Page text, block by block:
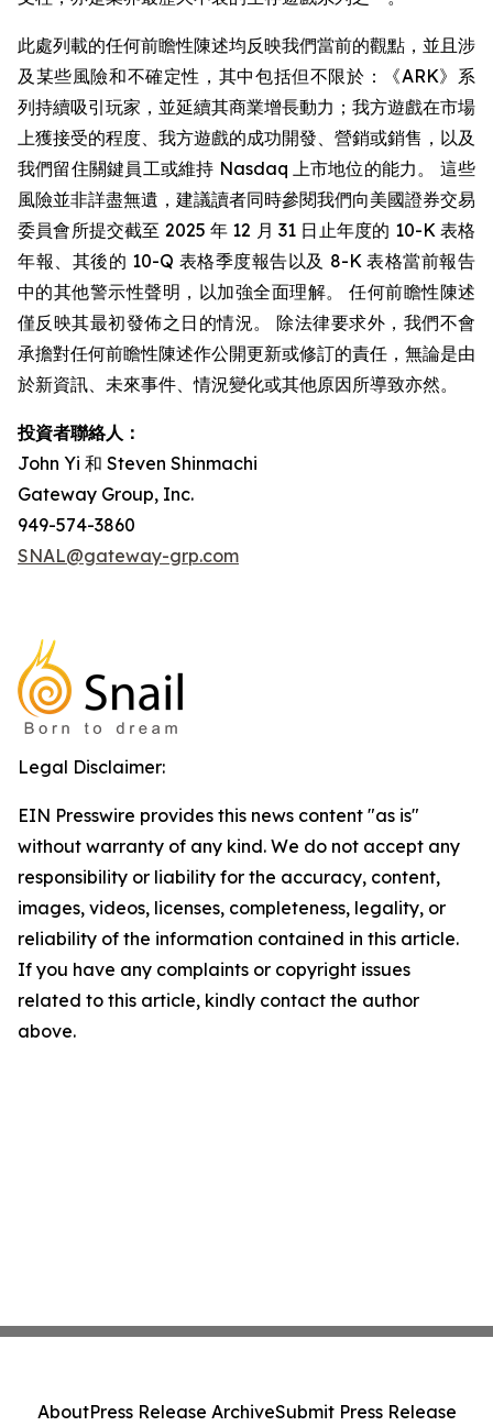
此處列載的任何前瞻性陳述均反映我們當前的觀點，並且涉
及某些風險和不確定性，其中包括但不限於：《ARK》系
列持續吸引玩家，並延續其商業增長動力；我方遊戲在市場
上獲接受的程度、我方遊戲的成功開發、營銷或銷售，以及
我們留住關鍵員工或維持 Nasdaq 上市地位的能力。 這些
風險並非詳盡無遺，建議讀者同時參閱我們向美國證券交易
委員會所提交截至 2025 年 12 月 31 日止年度的 10-K 表格
年報、其後的 10-Q 表格季度報告以及 8-K 表格當前報告
中的其他警示性聲明，以加強全面理解。 任何前瞻性陳述
僅反映其最初發佈之日的情況。 除法律要求外，我們不會
承擔對任何前瞻性陳述作公開更新或修訂的責任，無論是由
於新資訊、未來事件、情況變化或其他原因所導致亦然。
投資者聯絡人：
John Yi 和 Steven Shinmachi
Gateway Group, Inc.
949-574-3860
SNAL@gateway-grp.com
Legal Disclaimer:
EIN Presswire provides this news content "as is"
without warranty of any kind. We do not accept any
responsibility or liability for the accuracy, content,
images, videos, licenses, completeness, legality, or
reliability of the information contained in this article.
If you have any complaints or copyright issues
related to this article, kindly contact the author
above.
AboutPress Release ArchiveSubmit Press Release